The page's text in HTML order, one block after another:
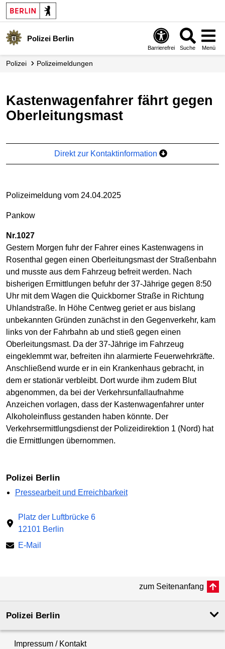
Polizei Berlin
Barrierefrei Suche Menü
Polizei Polizei­meldungen
Kastenwagenfahrer fährt gegen
Oberleitungsmast
Direkt zur Kontaktinformation
Polizeimeldung vom 24.04.2025
Pankow
Nr.1027
Gestern Morgen fuhr der Fahrer eines Kastenwagens in
Rosenthal gegen einen Oberleitungsmast der Straßenbahn
und musste aus dem Fahrzeug befreit werden. Nach
bisherigen Ermittlungen befuhr der 37-Jährige gegen 8:50
Uhr mit dem Wagen die Quickborner Straße in Richtung
Uhlandstraße. In Höhe Centweg geriet er aus bislang
unbekannten Gründen zunächst in den Gegenverkehr, kam
links von der Fahrbahn ab und stieß gegen einen
Oberleitungsmast. Da der 37-Jährige im Fahrzeug
eingeklemmt war, befreiten ihn alarmierte Feuerwehrkräfte.
Anschließend wurde er in ein Krankenhaus gebracht, in
dem er stationär verbleibt. Dort wurde ihm zudem Blut
abgenommen, da bei der Verkehrsunfallaufnahme
Anzeichen vorlagen, dass der Kastenwagenfahrer unter
Alkoholeinfluss gestanden haben könnte. Der
Verkehrsermittlungsdienst der Polizeidirektion 1 (Nord) hat
die Ermittlungen übernommen.
Polizei Berlin
Pressearbeit und Erreichbarkeit
Platz der Luftbrücke 6
12101 Berlin
E-Mail
zum Seitenanfang
Polizei Berlin
Impressum / Kontakt